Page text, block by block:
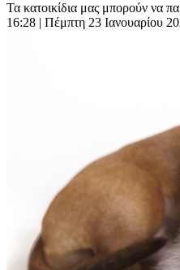
Τα κατοικίδια μας μπορούν να
16:28 | Πέμπτη 23 Ιανουαρίου